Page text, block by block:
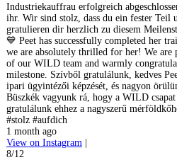
Industriekauffrau erfolgreich
ihr. Wir sind stolz, dass du ein fester Teil
gratulieren dir herzlich zu diesem
💙 Peet has successfully completed her
we are absolutely thrilled for her! We are
of our WILD team and warmly
milestone. Szívből gratulálunk, kedves
ipari ügyintézői képzését, és nagyon
Büszkék vagyunk rá, hogy a WILD
gratulálunk ehhez a nagyszerű
#stolz #aufdich
1 month ago
View on Instagram |
8/12